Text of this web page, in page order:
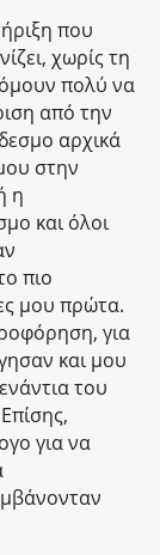
που
χωρίς τη
πολύ να
από την
αρχικά
στην
η
και όλοι
πιο
μου πρώτα.
για
και μου
του
για να